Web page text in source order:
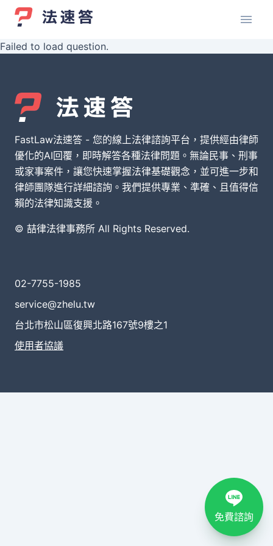
Failed to load question.
FastLaw法速答 - 您的線上法律諮詢平台，提供經由律師
優化的AI回覆，即時解答各種法律問題。無論民事、刑事
或家事案件，讓您快速掌握法律基礎觀念，並可進一步和
律師團隊進行詳細諮詢。我們提供專業、準確、且值得信
賴的法律知識支援。
© 喆律法律事務所 All Rights Reserved.
02-7755-1985
service@zhelu.tw
台北市松山區復興北路167號9樓之1
使用者協議
免費諮詢